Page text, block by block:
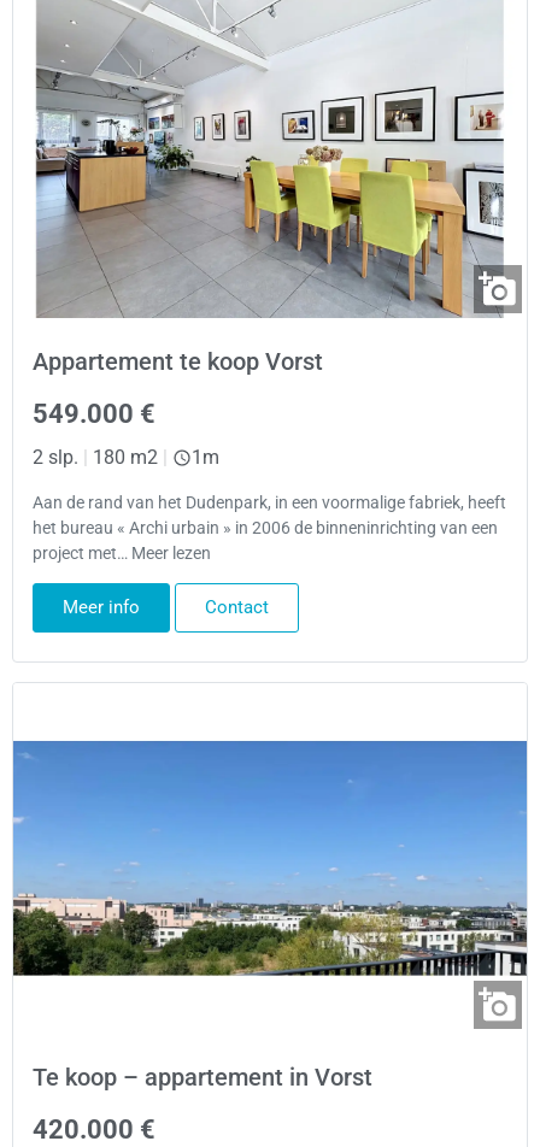
Appartement te koop Vorst
549.000 €
2 slp. 180 m2 1m
Aan de rand van het Dudenpark, in een voormalige fabriek, heeft
het bureau « Archi urbain » in 2006 de binneninrichting van een
project met… Meer lezen
Meer info Contact
Te koop – appartement in Vorst
420.000 €